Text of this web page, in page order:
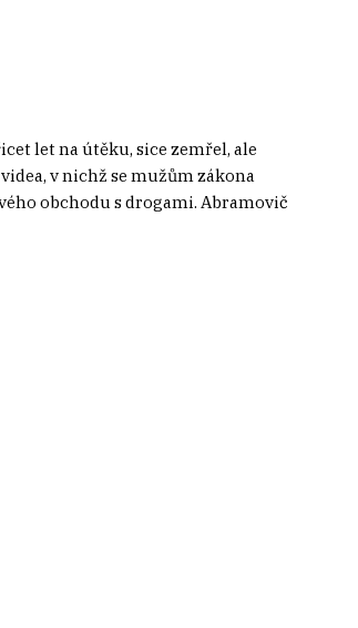
let na útěku, sice zemřel, ale
v nichž se mužům zákona
obchodu s drogami. Abramovič